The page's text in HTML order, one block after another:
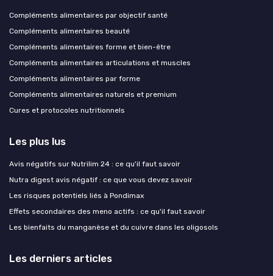
Compléments alimentaires par objectif santé
Compléments alimentaires beauté
Compléments alimentaires forme et bien-être
Compléments alimentaires articulations et muscles
Compléments alimentaires par forme
Compléments alimentaires naturels et premium
Cures et protocoles nutritionnels
Les plus lus
Avis négatifs sur Nutrilim 24 : ce qu'il faut savoir
Nutra digest avis négatif : ce que vous devez savoir
Les risques potentiels liés à Pondimax
Effets secondaires des meno actifs : ce qu'il faut savoir
Les bienfaits du manganèse et du cuivre dans les oligosols
Les derniers articles